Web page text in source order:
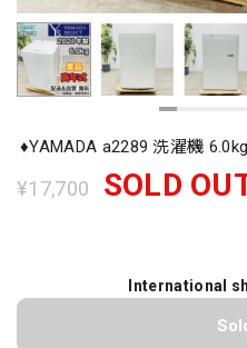
♦️YAMADA a2289 洗濯機
¥17,700 SOLD
International